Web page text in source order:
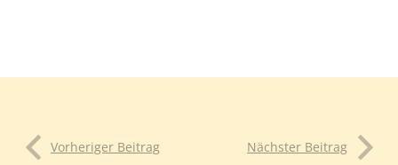
Vorheriger Beitrag Nächster Beitrag